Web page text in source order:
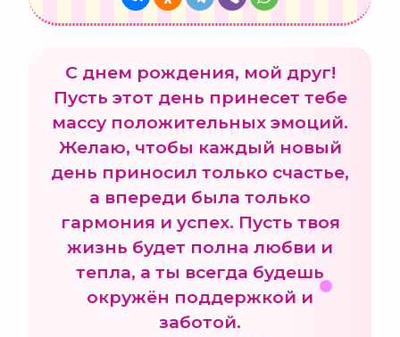
С днем рождения, мой друг!
Пусть этот день принесет тебе
массу положительных эмоций.
Желаю, чтобы каждый новый
день приносил только счастье,
а впереди была только
гармония и успех. Пусть твоя
жизнь будет полна любви и
тепла, а ты всегда будешь
окружён поддержкой и
заботой.